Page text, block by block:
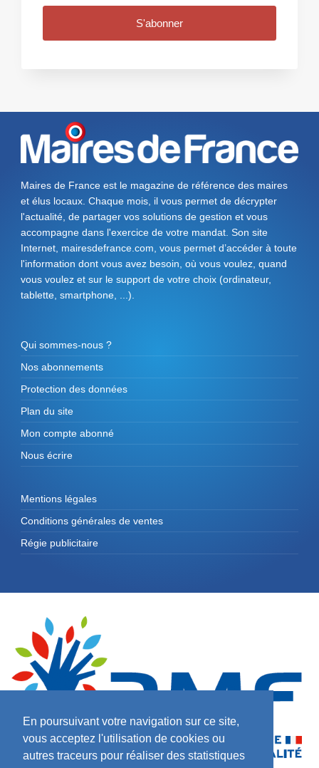
En poursuivant votre navigation sur ce site,
vous acceptez l'utilisation de cookies ou
autres traceurs pour réaliser des statistiques
S'abonner
Maires de France est le magazine de référence des maires
et élus locaux. Chaque mois, il vous permet de décrypter
l'actualité, de partager vos solutions de gestion et vous
accompagne dans l'exercice de votre mandat. Son site
Internet, mairesdefrance.com, vous permet d’accéder à toute
l'information dont vous avez besoin, où vous voulez, quand
vous voulez et sur le support de votre choix (ordinateur,
tablette, smartphone, ...).
Qui sommes-nous ?
Nos abonnements
Protection des données
Plan du site
Mon compte abonné
Nous écrire
Mentions légales
Conditions générales de ventes
Régie publicitaire